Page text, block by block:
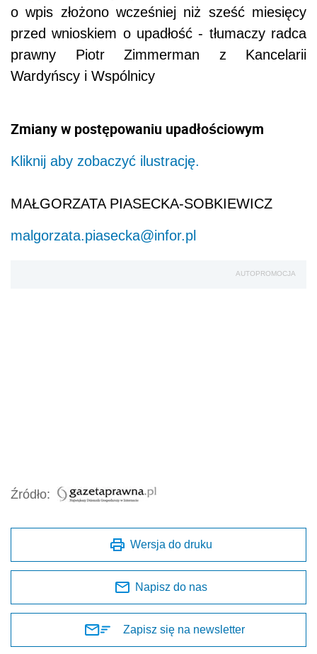
o wpis złożono wcześniej niż sześć miesięcy
przed wnioskiem o upadłość - tłumaczy radca
prawny Piotr Zimmerman z Kancelarii
Wardyńscy i Wspólnicy
Zmiany w postępowaniu upadłościowym
Kliknij aby zobaczyć ilustrację.
MAŁGORZATA PIASECKA-SOBKIEWICZ
malgorzata.piasecka@infor.pl
AUTOPROMOCJA
Źródło:
Wersja do druku
Napisz do nas
Zapisz się na newsletter